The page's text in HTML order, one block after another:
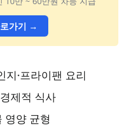
가기 →
지·프라이팬 요리
제적 식사
영양 균형